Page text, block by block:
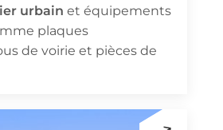
urbain et équipements
plaques
de voirie et pièces de